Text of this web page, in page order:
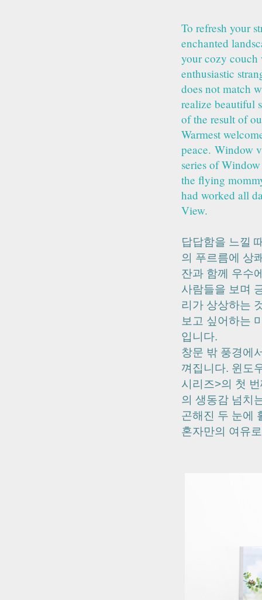
To refresh your
enchanted
your cozy
enthusiastic
does not match
realize beautiful
of the result of
Warmest
peace. Window
series of
the flying
had worked all
View.
답답함을 느낄
의 푸르름에 상
잔과 함께 우수
사람들을 보며
리가 상상하는
보고 싶어하는
입니다.
창문 밖 풍경에
껴집니다. 윈도
시리즈>의 첫
의 생동감 넘치
곤해진 두 눈에
혼자만의 여유